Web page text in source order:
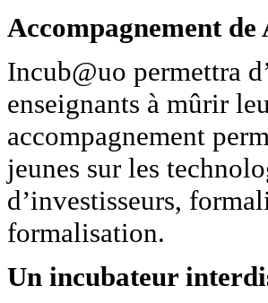
Accompagnement de
Incub@uo permettra
enseignants à mûrir
accompagnement
jeunes sur les
d’investisseurs,
formalisation.
Un incubateur